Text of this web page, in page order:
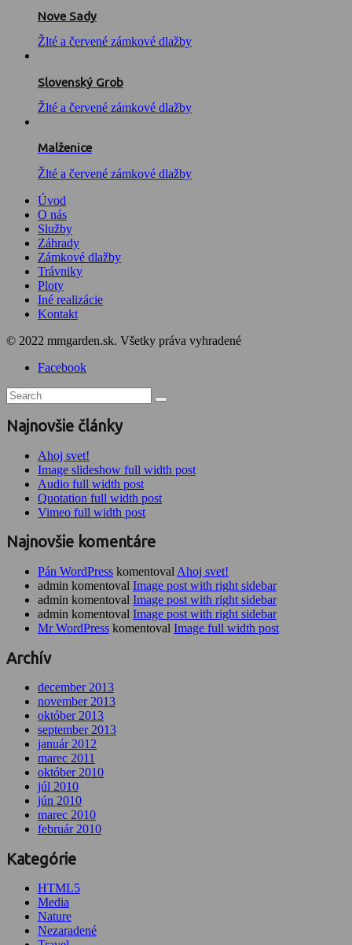
Nove Sady
Žlté a červené zámkové dlažby
Slovenský Grob
Žlté a červené zámkové dlažby
Malženice
Žlté a červené zámkové dlažby
Úvod
O nás
Služby
Záhrady
Zámkové dlažby
Trávniky
Ploty
Iné realizácie
Kontakt
© 2022 mmgarden.sk. Všetky práva vyhradené
Facebook
Najnovšie články
Ahoj svet!
Image slideshow full width post
Audio full width post
Quotation full width post
Vimeo full width post
Najnovšie komentáre
Pán WordPress komentoval Ahoj svet!
admin komentoval Image post with right sidebar
admin komentoval Image post with right sidebar
admin komentoval Image post with right sidebar
Mr WordPress komentoval Image full width post
Archív
december 2013
november 2013
október 2013
september 2013
január 2012
marec 2011
október 2010
júl 2010
jún 2010
marec 2010
február 2010
Kategórie
HTML5
Media
Nature
Nezaradené